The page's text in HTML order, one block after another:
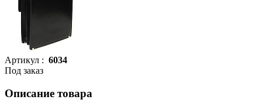
Артикул : 6034
Под заказ
Описание товара